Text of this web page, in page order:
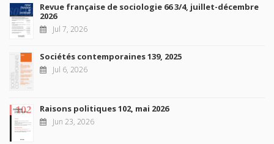
Revue française de sociologie 66 3/4, juillet-décembre
2026
Jul 7, 2026
Sociétés contemporaines 139, 2025
Jul 6, 2026
Raisons politiques 102, mai 2026
Jun 23, 2026